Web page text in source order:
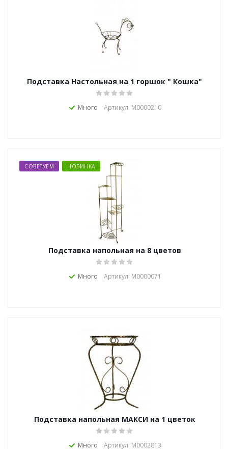
Подставка Настольная на 1 горшок " Кошка"
Много Артикул: М0000210
СОВЕТУЕМ НОВИНКА
Подставка напольная на 8 цветов
Много Артикул: М0000071
Подставка напольная МАКСИ на 1 цветок
Много Артикул: М0002813